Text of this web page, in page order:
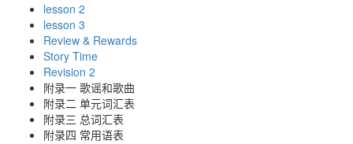
lesson 2
lesson 3
Review & Rewards
Story Time
Revision 2
附录一 歌谣和歌曲
附录二 单元词汇表
附录三 总词汇表
附录四 常用语表